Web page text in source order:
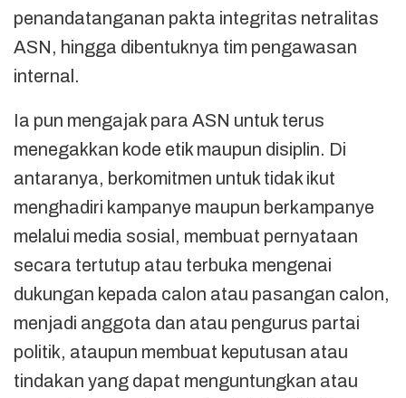
penandatanganan pakta integritas netralitas
ASN, hingga dibentuknya tim pengawasan
internal.
Ia pun mengajak para ASN untuk terus
menegakkan kode etik maupun disiplin. Di
antaranya, berkomitmen untuk tidak ikut
menghadiri kampanye maupun berkampanye
melalui media sosial, membuat pernyataan
secara tertutup atau terbuka mengenai
dukungan kepada calon atau pasangan calon,
menjadi anggota dan atau pengurus partai
politik, ataupun membuat keputusan atau
tindakan yang dapat menguntungkan atau